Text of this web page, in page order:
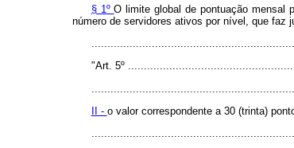
§ 1ºO limite global de pontuação mensal
número de servidores ativos por nível, que faz
"Art. 5º
II - o valor correspondente a 30 (trinta)